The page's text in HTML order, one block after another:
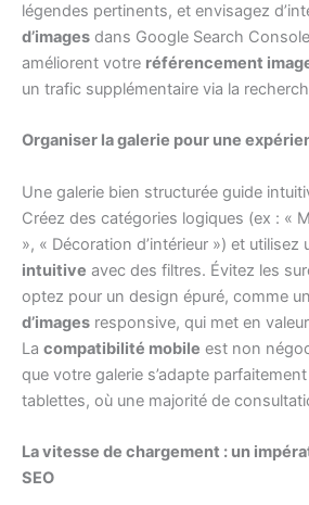
légendes pertinents, et envisagez
d’images dans Google Search
améliorent votre référencement
un trafic supplémentaire via la
Organiser la galerie pour une
Une galerie bien structurée guide
Créez des catégories logiques (ex : «
», « Décoration d’intérieur ») et utilisez
intuitive avec des filtres. Évitez les
optez pour un design épuré, comme
d’images responsive, qui met en
La compatibilité mobile est non
que votre galerie s’adapte
tablettes, où une majorité de
La vitesse de chargement : un
SEO